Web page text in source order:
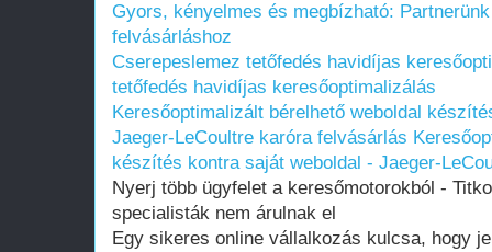
Gyors, kényelmes és megbízható:
felvásárláshoz
Cserepeslemez tetőfedés havidíjas
tetőfedés havidíjas keresőoptimalizálás
Keresőoptimalizált bérelhető weboldal
Jaeger-LeCoultre karóra felvásárlás
készítés kontra saját weboldal - Jaeger-
Nyerj több ügyfelet a keresőmotorokból -
specialisták nem árulnak el
Egy sikeres online vállalkozás kulcsa, hogy